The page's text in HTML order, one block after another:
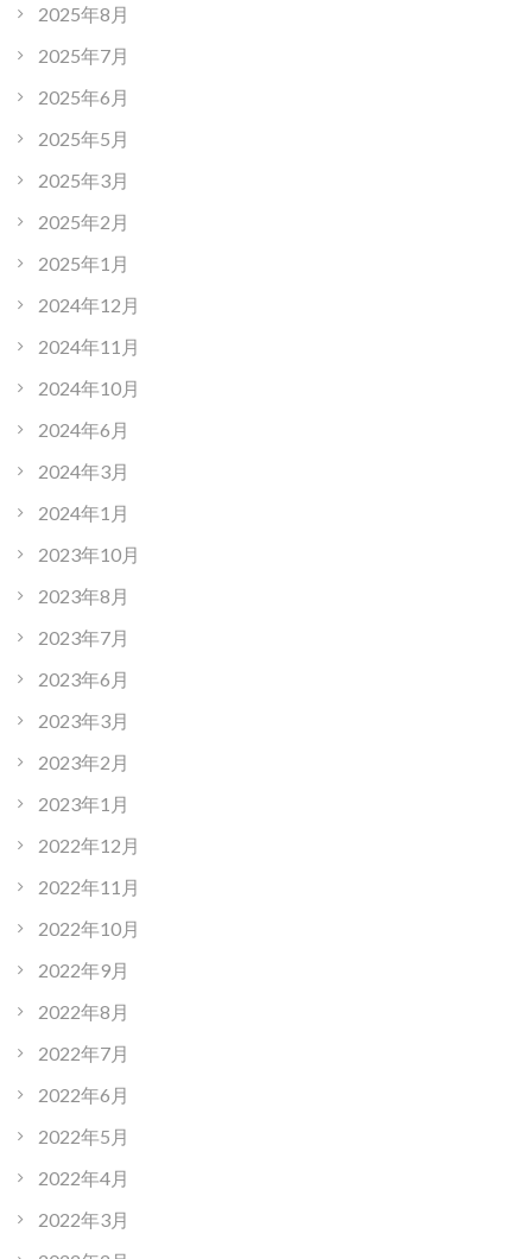
2025年8月
2025年7月
2025年6月
2025年5月
2025年3月
2025年2月
2025年1月
2024年12月
2024年11月
2024年10月
2024年6月
2024年3月
2024年1月
2023年10月
2023年8月
2023年7月
2023年6月
2023年3月
2023年2月
2023年1月
2022年12月
2022年11月
2022年10月
2022年9月
2022年8月
2022年7月
2022年6月
2022年5月
2022年4月
2022年3月